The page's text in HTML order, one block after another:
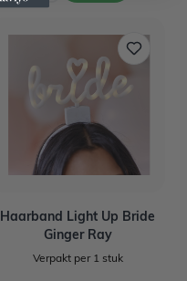
Haarband Light Up Bride
Ginger Ray
Verpakt per 1 stuk